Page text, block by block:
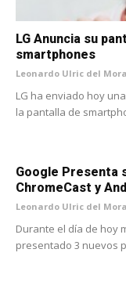
LG Anuncia su
smartphones
Leonardo Ulric del
LG ha enviado hoy
la pantalla de
Google Presenta
ChromeCast y
Leonardo Ulric del
Durante el día de hoy
presentado 3 nuevos